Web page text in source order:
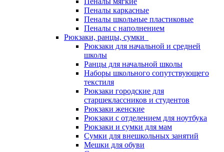
Пеналы каркасные
Пеналы школьные пластиковые
Пеналы с наполнением
Рюкзаки, ранцы, сумки
Рюкзаки для начальной и средней
школы
Ранцы для начальной школы
Наборы школьного сопутствующего
текстиля
Рюкзаки городские для
старшеклассников и студентов
Рюкзаки женские
Рюкзаки с отделением для ноутбука
Рюкзаки и сумки для мам
Сумки для внешкольных занятий
Мешки для обуви